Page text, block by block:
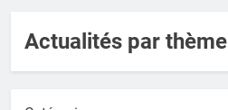
Actualités par thème